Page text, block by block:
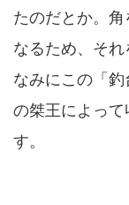
たのだとか。
なるため、そ
なみにこの「
の桀王によっ
す。